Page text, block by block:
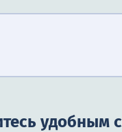
удобным